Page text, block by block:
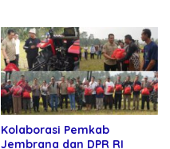
Kolaborasi Pemkab
Jembrana dan DPR RI